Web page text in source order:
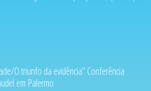
O triunfo da evidência” Conferência
em Palermo